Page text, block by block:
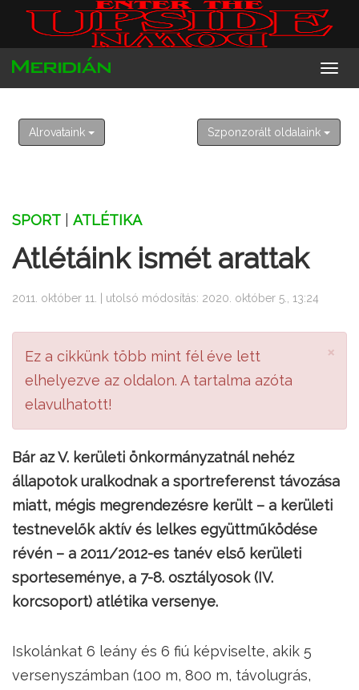
2026. augusztus 7. péntek
Ibolya
Alrovataink Szponzorált oldalaink
SPORT ATLÉTIKA
Atlétáink ismét arattak
2011. október 11. | utolsó módosítás: 2020. október 5., 13:24
×
Ez a cikkünk több mint fél éve lett
elhelyezve az oldalon. A tartalma azóta
elavulhatott!
Bár az V. kerületi önkormányzatnál nehéz
állapotok uralkodnak a sportreferenst távozása
miatt, mégis megrendezésre került – a kerületi
testnevelők aktív és lelkes együttműködése
révén – a 2011/2012-es tanév első kerületi
sporteseménye, a 7-8. osztályosok (IV.
korcsoport) atlétika versenye.
Iskolánkat 6 leány és 6 fiú képviselte, akik 5
versenyszámban (100 m, 800 m, távolugrás,